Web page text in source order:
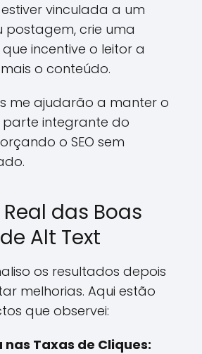
vinculada a um
postagem, crie uma
incentive o leitor a
o conteúdo.
me ajudarão a manter o
integrante do
o SEO sem
das Boas
Alt Text
os resultados depois
melhorias. Aqui estão
que observei:
nas Taxas de Cliques: